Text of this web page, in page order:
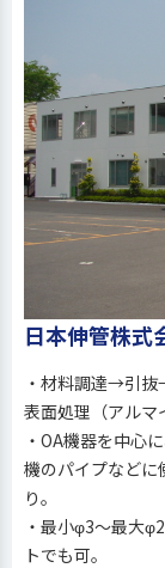
日本伸管株
・材料調達→引
表面処理（アルマ
・OA機器を中心
機のパイプなどに
り。
・最小φ3～最大
トでも可。